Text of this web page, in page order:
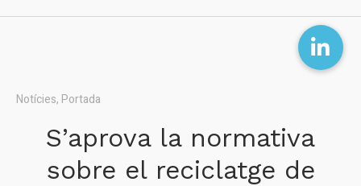
Notícies, Portada
S’aprova la normativa
sobre el reciclatge de